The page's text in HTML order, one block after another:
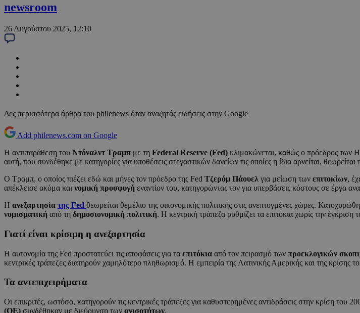
newsroom
26 Αυγούστου 2025, 12:10
Δες περισσότερα άρθρα του philenews όταν αναζητάς ειδήσεις στην Google
Add philenews.com on Google
Η αντιπαράθεση του Ντόναλντ Τραμπ με τη Federal Reserve (Fed) κλιμακώνεται, καθώς ο πρόεδρος των
αυτή, που συνδέθηκε με κατηγορίες για υποθέσεις στεγαστικών δανείων τις οποίες η ίδια αρνείται,
Ο Τραμπ, ο οποίος πιέζει εδώ και μήνες τον πρόεδρο της Fed Τζερόμ Πάουελ για μείωση των επιτοκίων,
απέκλεισε ακόμα και νομική προσφυγή εναντίον του, κατηγορώντας τον για υπερβάσεις κόστους σε έργα
Η ανεξαρτησία της Fed θεωρείται θεμέλιο της οικονομικής πολιτικής στις ανεπτυγμένες χώρες.
νομισματική από τη δημοσιονομική πολιτική. Η κεντρική τράπεζα ρυθμίζει τα επιτόκια χωρίς την
Γιατί είναι κρίσιμη η ανεξαρτησία
Η αυτονομία της Fed προστατεύει τις αποφάσεις για τα επιτόκια από τον πειρασμό των προεκλογικών
κεντρικές τράπεζες διατηρούν χαμηλότερο πληθωρισμό. Η εμπειρία της Λατινικής Αμερικής και της
Τα αντεπιχειρήματα
Οι επικριτές, ωστόσο, κατηγορούν τις κεντρικές τράπεζες για καθυστερημένες αντιδράσεις στην κρίση
(QE) συνδέθηκαν με διεύρυνση των ανισοτήτων.